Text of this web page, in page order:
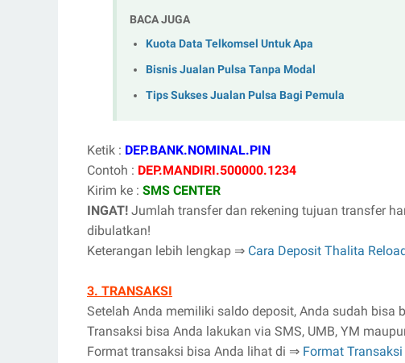
BACA JUGA
Kuota Data Telkomsel Untuk Apa
Bisnis Jualan Pulsa Tanpa Modal
Tips Sukses Jualan Pulsa Bagi Pemula
Ketik : DEP.BANK.NOMINAL.PIN
Contoh : DEP.MANDIRI.500000.1234
Kirim ke : SMS CENTER
INGAT! Jumlah transfer dan rekening tujuan transfer
dibulatkan!
Keterangan lebih lengkap ⇒ Cara Deposit Thalita
3. TRANSAKSI
Setelah Anda memiliki saldo deposit, Anda sudah bisa
Transaksi bisa Anda lakukan via SMS, UMB, YM
Format transaksi bisa Anda lihat di ⇒ Format